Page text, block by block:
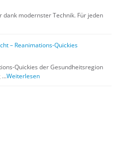
dank modernster Technik. Für jeden
– Reanimations-Quickies
Quickies der Gesundheitsregion
…Weiterlesen